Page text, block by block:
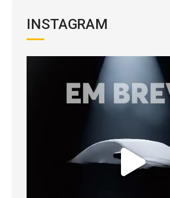
INSTAGRAM